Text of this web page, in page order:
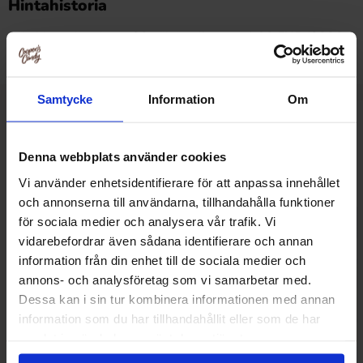
Samtycke Information Om
Denna webbplats använder cookies
Vi använder enhetsidentifierare för att anpassa innehållet
och annonserna till användarna, tillhandahålla funktioner
för sociala medier och analysera vår trafik. Vi
vidarebefordrar även sådana identifierare och annan
information från din enhet till de sociala medier och
annons- och analysföretag som vi samarbetar med.
Dessa kan i sin tur kombinera informationen med annan
information som du har tillhandahållit eller som de har
Hintahistoria
Alin hinta viimeisten 30 päivän aikana on1.90 EUR (2026-
08-06 )